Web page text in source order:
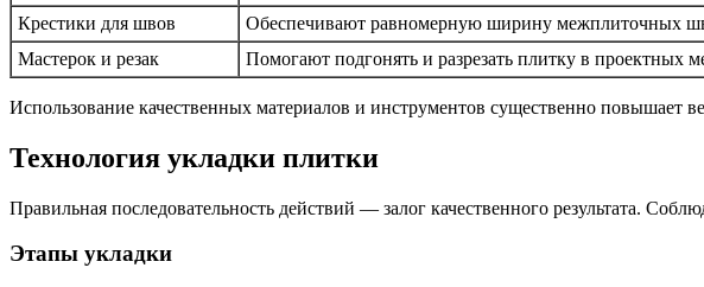
Крестики для швов
Обеспечивают равномерную ширину межплиточных
Мастерок и резак
Помогают подгонять и разрезать плитку в проектных
Использование качественных материалов и инструментов существенно повышает
Технология укладки плитки
Правильная последовательность действий — залог качественного результата.
Этапы укладки